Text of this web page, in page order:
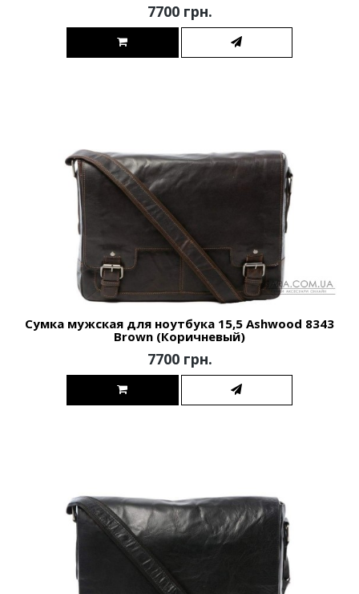
7700 грн.
Сумка мужская для ноутбука 15,5 Ashwood 8343
Brown (Коричневый)
7700 грн.